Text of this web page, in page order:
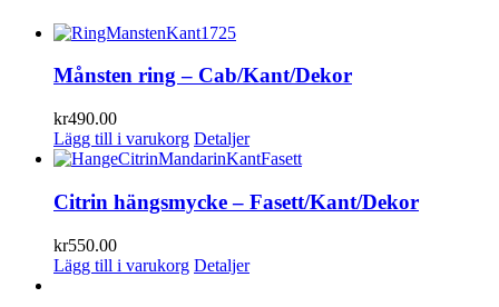
Månsten ring – Cab/Kant/Dekor
kr490.00
Lägg till i varukorg Detaljer
Citrin hängsmycke – Fasett/Kant/Dekor
kr550.00
Lägg till i varukorg Detaljer